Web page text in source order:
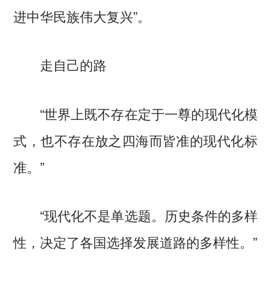
进中华民族伟大复兴”。
走自己的路
“世界上既不存在定于一尊的现代化模
式，也不存在放之四海而皆准的现代化标
准。”
“现代化不是单选题。历史条件的多样
性，决定了各国选择发展道路的多样性。”